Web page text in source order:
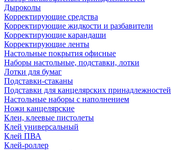
Дыроколы
Корректирующие средства
Корректирующие жидкости и разбавители
Корректирующие карандаши
Корректирующие ленты
Настольные покрытия офисные
Наборы настольные, подставки, лотки
Лотки для бумаг
Подставки-стаканы
Подставки для канцелярских принадлежностей
Настольные наборы с наполнением
Ножи канцелярские
Клеи, клеевые пистолеты
Клей универсальный
Клей ПВА
Клей-роллер